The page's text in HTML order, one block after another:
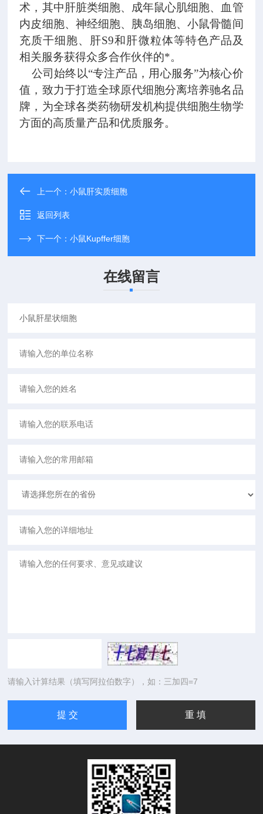
术，其中肝脏类细胞、成年鼠心肌细胞、血管
内皮细胞、神经细胞、胰岛细胞、小鼠骨髓间
充质干细胞、肝S9和肝微粒体等特色产品及
相关服务获得众多合作伙伴的*。
公司始终以“专注产品，用心服务”为核心价
值，致力于打造全球原代细胞分离培养驰名品
牌，为全球各类药物研发机构提供细胞生物学
方面的高质量产品和优质服务。
上一个：小鼠肝实质细胞
返回列表
下一个：小鼠Kupffer细胞
在线留言
请输入计算结果（填写阿拉伯数字），如：三加四=7